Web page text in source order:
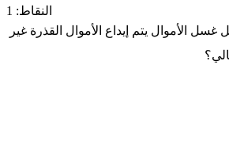
النقاط: 1
الأموال يتم إيداع الأموال القذرة غير